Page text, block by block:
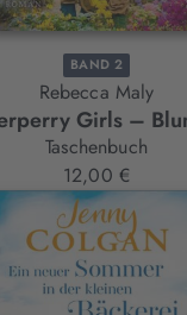
BAND 2
Rebecca Maly
Girls –
Taschenbuch
12,00 €